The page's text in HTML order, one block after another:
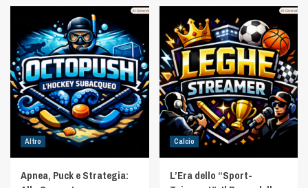
Altro
Apnea, Puck e Strategia:
Calcio
L’Era dello “Sport-